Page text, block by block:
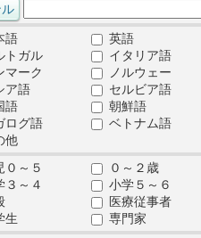
語
英語
トガル
イタリア語
マーク
ノルウェー
ア語
セルビア語
語
朝鮮語
ログ語
ベトナム語
他
０～５
０～２歳
３～４
小学５～６
医療従事者
生
専門家